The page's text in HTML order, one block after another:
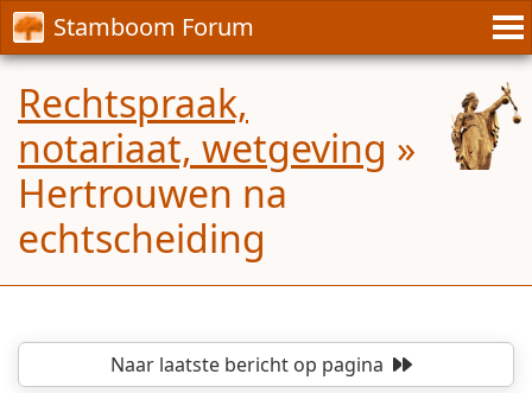
Stamboom Forum
Rechtspraak,
notariaat, wetgeving »
Hertrouwen na
echtscheiding
Naar laatste berichtop pagina